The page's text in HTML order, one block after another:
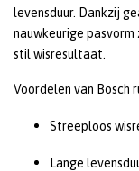
levensduur. Dankzij
nauwkeurige pasvorm
stil wisresultaat.
Voordelen van Bosch
Streeploos
Lange